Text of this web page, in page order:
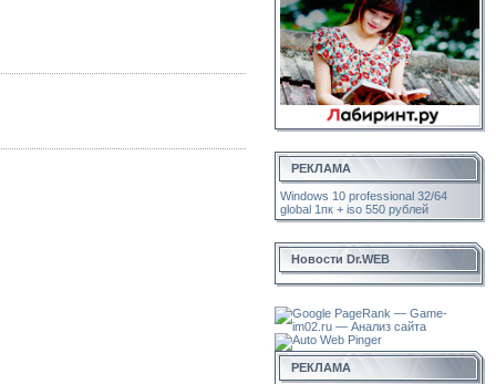
РЕКЛАМА
Windows 10 professional 32/64
global 1пк + iso 550 рублей
Новости Dr.WEB
РЕКЛАМА